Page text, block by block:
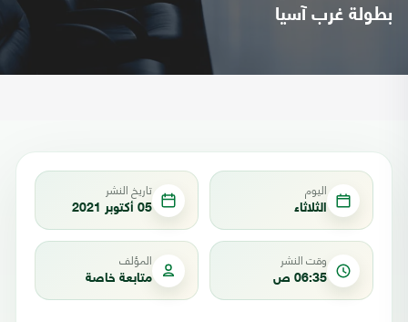
بطولة غرب آسيا
اليوم
الثلاثاء
تاريخ النشر
05 أكتوبر 2021
وقت النشر
06:35 ص
المؤلف
متابعة خاصة